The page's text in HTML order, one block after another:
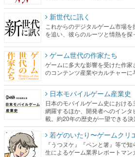
新世代に訊く
これからのデジタルゲーム市場
を追い、彼らのルーツと情熱を探
ゲーム世代の作家たち
ゲームに多大な影響を受けた作
のコンテンツ産業やカルチャーに
日本モバイルゲーム産業史
日本のモバイルゲーム史におけ
網羅するほか、開発者へのイン
載。約20年の歴史が一望できる決
若ゲのいたり〜ゲームクリ
『うつヌケ』『ペンと箸』等で
生によるゲーム業界レポートマン